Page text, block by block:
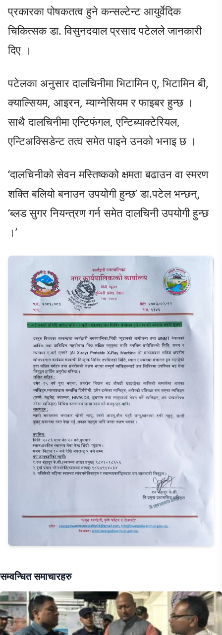
प्रकारका पोषकतत्व हुने कन्सल्टेन्ट आयुर्वेदिक
चिकित्सक डा. विसुनदयाल प्रसाद पटेलले जानकारी
दिए ।
पटेलका अनुसार दालचिनीमा भिटामिन ए, भिटामिन बी,
क्याल्सियम, आइरन, म्याग्नेसियम र फाइबर हुन्छ ।
साथै दालचिनीमा एन्टिफंगल, एन्टिब्याक्टेरियल,
एन्टिअक्सिडेन्ट तत्व समेत पाइने उनको भनाइ छ ।
‘दालचिनीको सेवन मस्तिष्कको क्षमता बढाउन वा स्मरण
शक्ति बलियो बनाउन उपयोगी हुन्छ’ डा.पटेल भन्छन्,
‘ब्लड सुगर नियन्त्रण गर्न समेत दालचिनी उपयोगी हुन्छ
।’
सम्वन्धित समाचारहरु